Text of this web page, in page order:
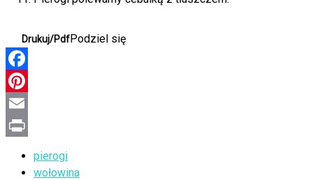
Drukuj/PdfPodziel się
Facebook
Pinterest
Email
pierogi
wołowina